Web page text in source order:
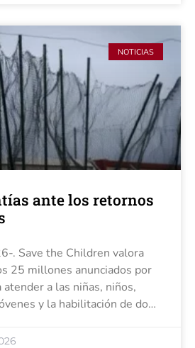
NOTICIAS
ante los retornos
. Save the Children valora
25 millones anunciados por
a las niñas, niños,
y la habilitación de dos